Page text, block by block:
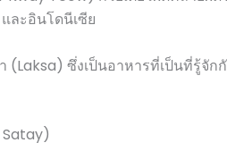
และอินโดนีเซีย
(Laksa) ซึ่งเป็นอาหารที่เป็นที่รู้จั